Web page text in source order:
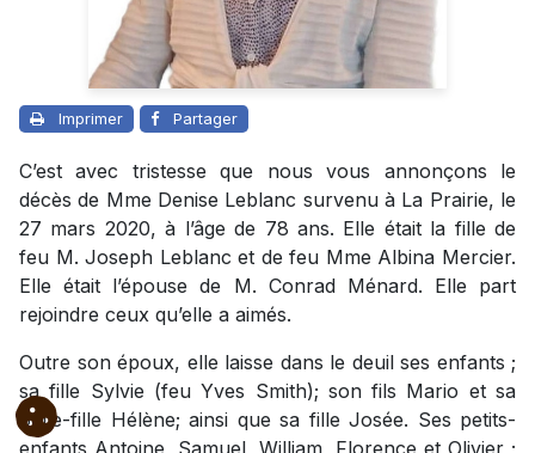
Imprimer Partager
C’est avec tristesse que nous vous annonçons le
décès de Mme Denise Leblanc survenu à La Prairie, le
27 mars 2020, à l’âge de 78 ans. Elle était la fille de
feu M. Joseph Leblanc et de feu Mme Albina Mercier.
Elle était l’épouse de M. Conrad Ménard. Elle part
rejoindre ceux qu’elle a aimés.
Outre son époux, elle laisse dans le deuil ses enfants ;
sa fille Sylvie (feu Yves Smith); son fils Mario et sa
belle-fille Hélène; ainsi que sa fille Josée. Ses petits-